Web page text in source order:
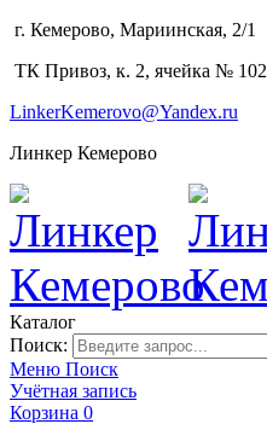
г. Кемерово, Мариинская, 2/1
ТК Привоз, к. 2, ячейка № 102
LinkerKemerovo@Yandex.ru
Линкер Кемерово
Каталог
Поиск:
Меню Поиск
Учётная запись
Корзина 0